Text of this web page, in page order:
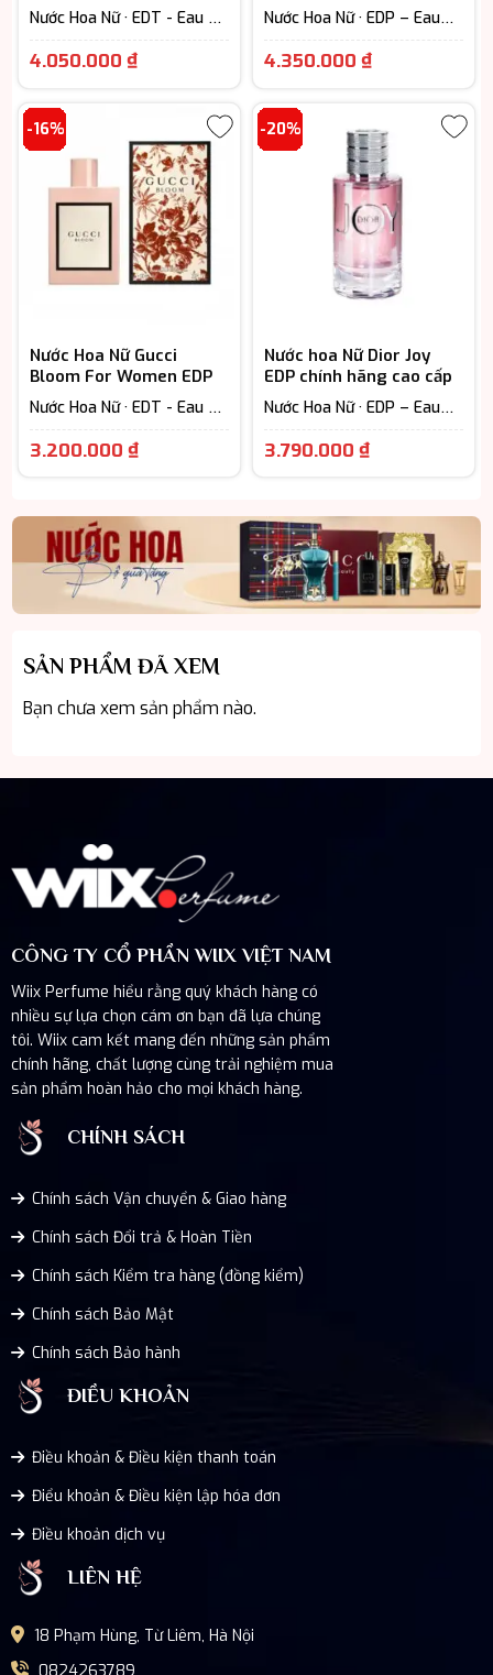
Nước Hoa Nữ · EDT - Eau De
6h) · Floral – Hương hoa cỏ
4.050.000₫Giá
là:
4.050.000 ₫.
Nước Hoa Nữ · EDP – Eau
7-12h) · Floral – Hương hoa
4.350.000 ₫Giá
là:
4.350.000
-16%
Nước Hoa Nữ Gucci
Bloom For Women EDP
Nước Hoa Nữ · EDT - Eau De
6h) · Floral – Hương hoa cỏ
3.200.000₫Giá
là:
3.200.000 ₫.
-20%
Nước hoa Nữ Dior Joy
EDP chính hãng cao cấp
Nước Hoa Nữ · EDP – Eau
7-12h) · Woody Scent -
3.790.000 ₫Giá
là:
3.790.000
SẢN PHẨM ĐÃ XEM
Bạn chưa xem sản phẩm nào.
CÔNG TY CỔ PHẦN WIIX VIỆT NAM
Wiix Perfume hiểu rằng quý khách hàng có
nhiều sự lựa chọn cám ơn bạn đã lựa chúng
tôi. Wiix cam kết mang đến những sản phẩm
chính hãng, chất lượng cùng trải nghiệm mua
sản phẩm hoàn hảo cho mọi khách hàng.
CHÍNH SÁCH
Chính sách Vận chuyển & Giao hàng
Chính sách Đổi trả & Hoàn Tiền
Chính sách Kiểm tra hàng (đồng kiểm)
Chính sách Bảo Mật
Chính sách Bảo hành
ĐIỀU KHOẢN
Điều khoản & Điều kiện thanh toán
Điểu khoản & Điều kiện lập hóa đơn
Điều khoản dịch vụ
LIÊN HỆ
18 Phạm Hùng, Từ Liêm, Hà Nội